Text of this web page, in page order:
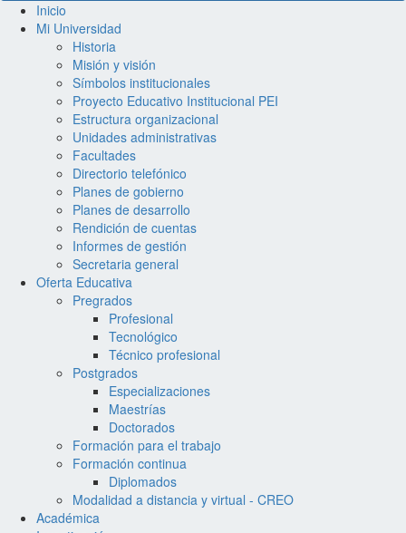
Inicio
Mi Universidad
Historia
Misión y visión
Símbolos institucionales
Proyecto Educativo Institucional PEI
Estructura organizacional
Unidades administrativas
Facultades
Directorio telefónico
Planes de gobierno
Planes de desarrollo
Rendición de cuentas
Informes de gestión
Secretaria general
Oferta Educativa
Pregrados
Profesional
Tecnológico
Técnico profesional
Postgrados
Especializaciones
Maestrías
Doctorados
Formación para el trabajo
Formación continua
Diplomados
Modalidad a distancia y virtual - CREO
Académica